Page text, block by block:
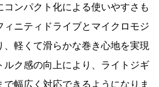
コンパクト化による使いやすさも
ニティドライブとマイクロモジ
、軽くて滑らかな巻き心地を実現
ルク感の向上により、ライトジギ
幅広く対応できるようになりま